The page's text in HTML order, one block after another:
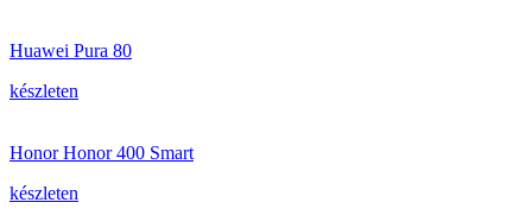
Huawei Pura 80
készleten
Honor Honor 400 Smart
készleten